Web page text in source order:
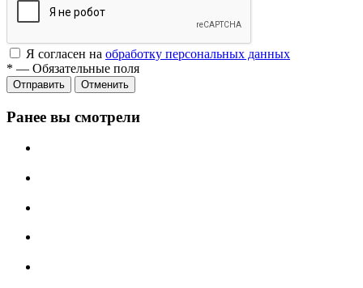
Я согласен на обработку персональных данных
* — Обязательные поля
Отменить
Ранее вы смотрели